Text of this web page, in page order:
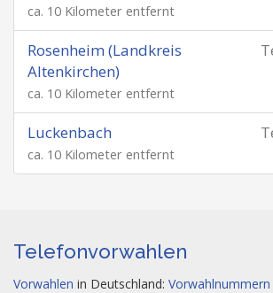
ca. 10 Kilometer entfernt
Rosenheim (Landkreis
Altenkirchen)
ca. 10 Kilometer entfernt
Luckenbach
ca. 10 Kilometer entfernt
Telefonvorwahlen
Vorwahlen in Deutschland: Vorwahlnummern